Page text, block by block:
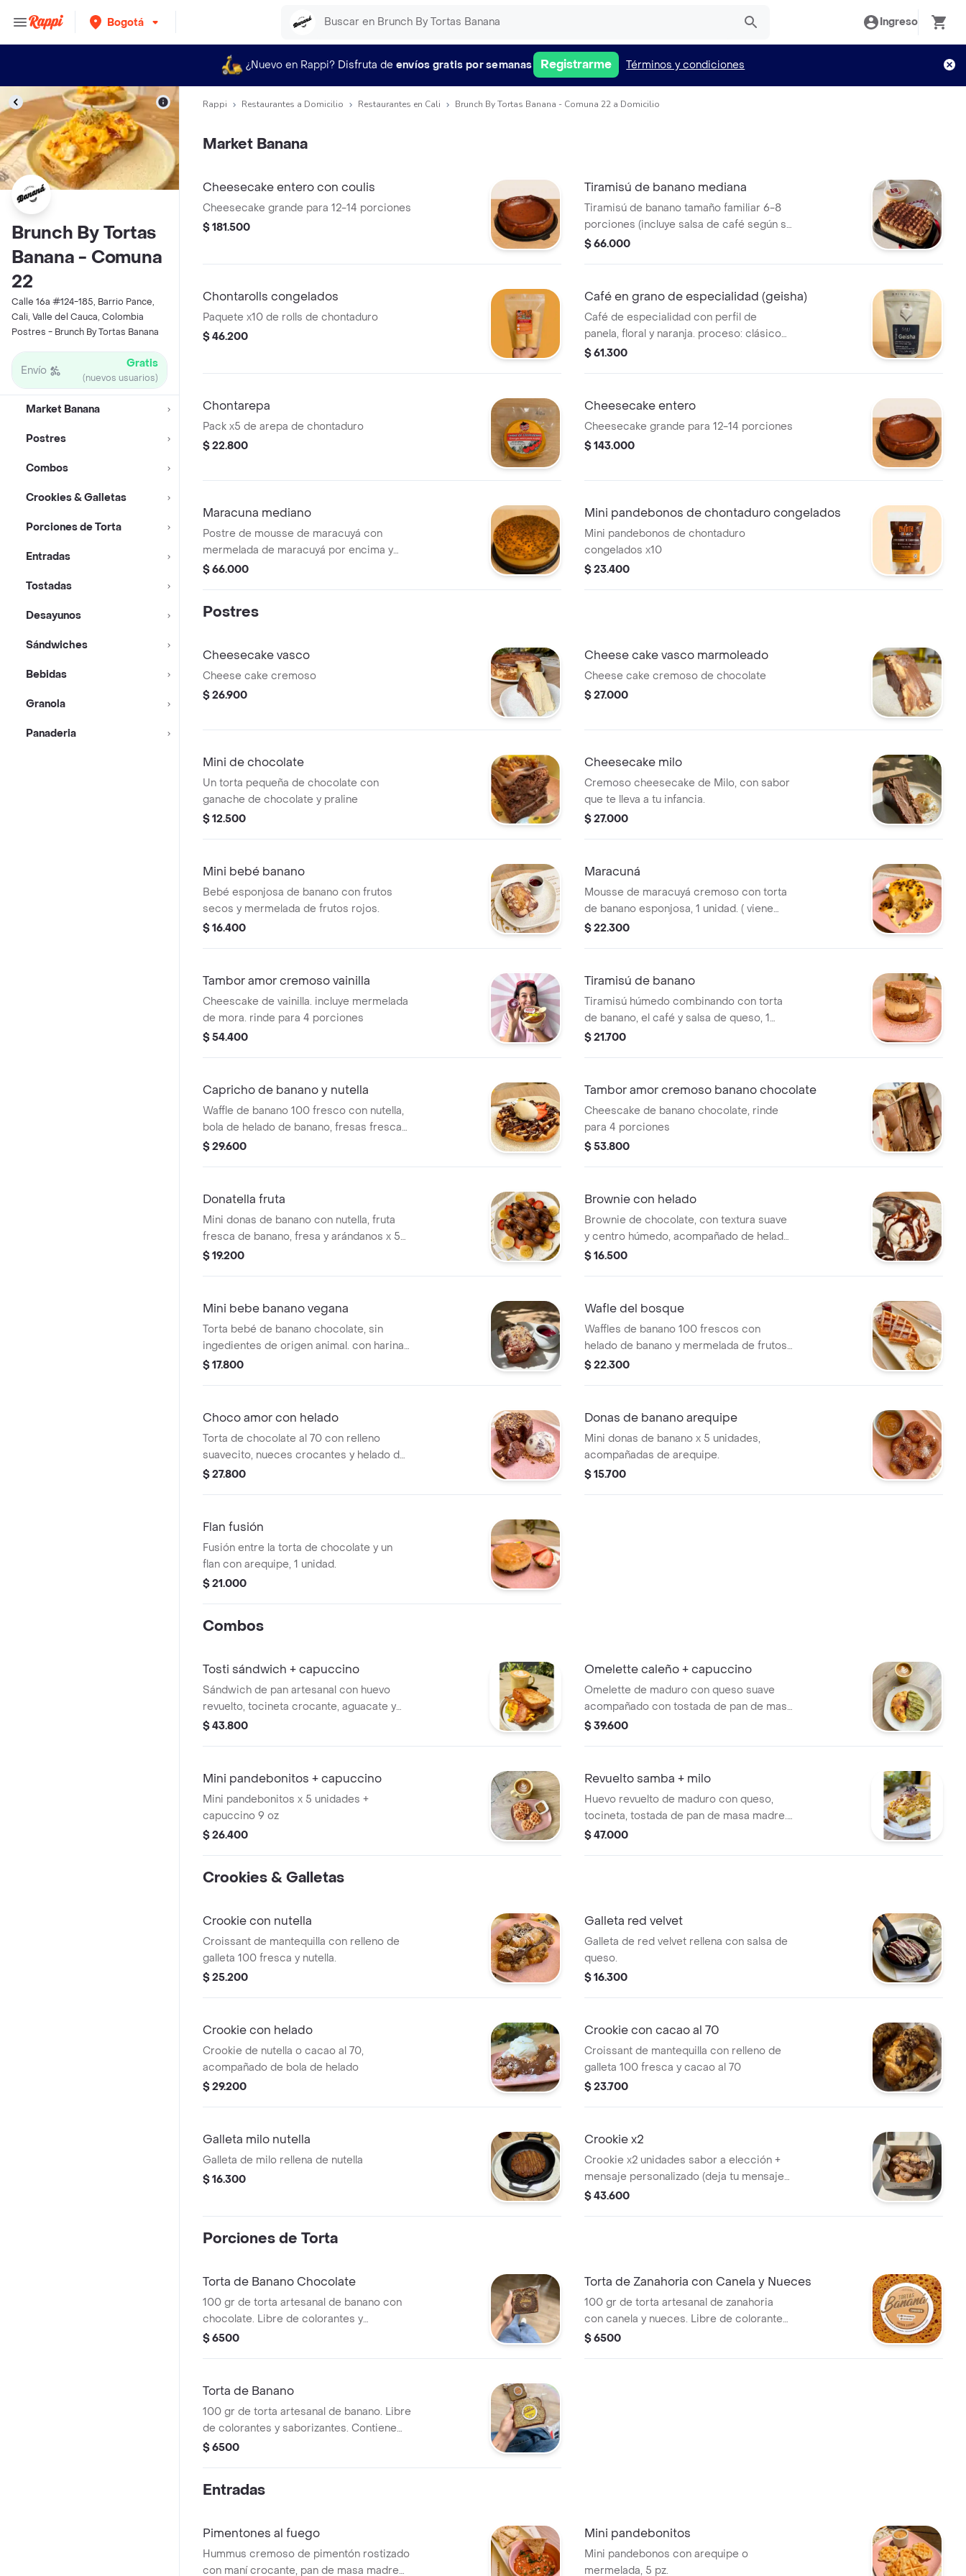
Bogotá Ingreso
¿Nuevo en Rappi? Disfruta de envíos gratis por semanas Registrarme Términos y condiciones
Brunch By Tortas
Banana - Comuna
22
Calle 16a #124-185, Barrio Pance,
Cali, Valle del Cauca, Colombia
Postres - Brunch By Tortas Banana
Envío Gratis
(nuevos usuarios)
Market Banana
Postres
Combos
Crookies & Galletas
Porciones de Torta
Entradas
Tostadas
Desayunos
Sándwiches
Bebidas
Granola
Panaderia
Rappi Restaurantes a Domicilio Restaurantes en Cali Brunch By Tortas Banana - Comuna 22 a Domicilio
Market Banana
Cheesecake entero con coulis
Cheesecake grande para 12-14 porciones
$ 181.500
Tiramisú de banano mediana
Tiramisú de banano tamaño familiar 6-8
porciones (incluye salsa de café según su
tamaño)
$ 66.000
Chontarolls congelados
Paquete x10 de rolls de chontaduro
$ 46.200
Café en grano de especialidad (geisha)
Café de especialidad con perfil de
panela, floral y naranja. proceso: clásico
natural. origen: pitalito, huila. altura: 1800-
$ 61.300
Chontarepa
Pack x5 de arepa de chontaduro
$ 22.800
Cheesecake entero
Cheesecake grande para 12-14 porciones
$ 143.000
Maracuna mediano
Postre de mousse de maracuyá con
mermelada de maracuyá por encima y
base de torta de banano bañada en 3
$ 66.000
Mini pandebonos de chontaduro congelados
Mini pandebonos de chontaduro
congelados x10
$ 23.400
Postres
Cheesecake vasco
Cheese cake cremoso
$ 26.900
Cheese cake vasco marmoleado
Cheese cake cremoso de chocolate
$ 27.000
Mini de chocolate
Un torta pequeña de chocolate con
ganache de chocolate y praline
$ 12.500
Cheesecake milo
Cremoso cheesecake de Milo, con sabor
que te lleva a tu infancia.
$ 27.000
Mini bebé banano
Bebé esponjosa de banano con frutos
secos y mermelada de frutos rojos.
$ 16.400
Maracuná
Mousse de maracuyá cremoso con torta
de banano esponjosa, 1 unidad. ( viene
con salsa de vainilla).
$ 22.300
Tambor amor cremoso vainilla
Cheescake de vainilla. incluye mermelada
de mora. rinde para 4 porciones
$ 54.400
Tiramisú de banano
Tiramisú húmedo combinando con torta
de banano, el café y salsa de queso, 1
unidad.
$ 21.700
Capricho de banano y nutella
Waffle de banano 100 fresco con nutella,
bola de helado de banano, fresas frescas
y nueces crocantes.
$ 29.600
Tambor amor cremoso banano chocolate
Cheescake de banano chocolate, rinde
para 4 porciones
$ 53.800
Donatella fruta
Mini donas de banano con nutella, fruta
fresca de banano, fresa y arándanos x 5
unidades.
$ 19.200
Brownie con helado
Brownie de chocolate, con textura suave
y centro húmedo, acompañado de helado
de vainilla
$ 16.500
Mini bebe banano vegana
Torta bebé de banano chocolate, sin
ingedientes de origen animal. con harina
de arroz y almendra
$ 17.800
Wafle del bosque
Waffles de banano 100 frescos con
helado de banano y mermelada de frutos
rojos, 1 unidad.
$ 22.300
Choco amor con helado
Torta de chocolate al 70 con relleno
suavecito, nueces crocantes y helado de
vainilla, 1 unidad.
$ 27.800
Donas de banano arequipe
Mini donas de banano x 5 unidades,
acompañadas de arequipe.
$ 15.700
Flan fusión
Fusión entre la torta de chocolate y un
flan con arequipe, 1 unidad.
$ 21.000
Combos
Tosti sándwich + capuccino
Sándwich de pan artesanal con huevo
revuelto, tocineta crocante, aguacate y
queso + capuccino 9 oz
$ 43.800
Omelette caleño + capuccino
Omelette de maduro con queso suave
acompañado con tostada de pan de masa
madre, crema de aguacate y un toque de
$ 39.600
Mini pandebonitos + capuccino
Mini pandebonitos x 5 unidades +
capuccino 9 oz
$ 26.400
Revuelto samba + milo
Huevo revuelto de maduro con queso,
tocineta, tostada de pan de masa madre.
acompañado con milo
$ 47.000
Crookies & Galletas
Crookie con nutella
Croissant de mantequilla con relleno de
galleta 100 fresca y nutella.
$ 25.200
Galleta red velvet
Galleta de red velvet rellena con salsa de
queso.
$ 16.300
Crookie con helado
Crookie de nutella o cacao al 70,
acompañado de bola de helado
$ 29.200
Crookie con cacao al 70
Croissant de mantequilla con relleno de
galleta 100 fresca y cacao al 70
$ 23.700
Galleta milo nutella
Galleta de milo rellena de nutella
$ 16.300
Crookie x2
Crookie x2 unidades sabor a elección +
mensaje personalizado (deja tu mensaje
en la cajita de comentarios)
$ 43.600
Porciones de Torta
Torta de Banano Chocolate
100 gr de torta artesanal de banano con
chocolate. Libre de colorantes y
saborizantes. Contiene fruta.
$ 6500
Torta de Zanahoria con Canela y Nueces
100 gr de torta artesanal de zanahoria
con canela y nueces. Libre de colorantes
y saborizantes.
$ 6500
Torta de Banano
100 gr de torta artesanal de banano. Libre
de colorantes y saborizantes. Contiene
fruta.
$ 6500
Entradas
Pimentones al fuego
Hummus cremoso de pimentón rostizado
con maní crocante, pan de masa madre
Mini pandebonitos
Mini pandebonos con arequipe o
mermelada, 5 pz.